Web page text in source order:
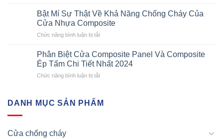
nhất
Yêu
Cầu
Kích
Cửa
Nhựa
Nhựa
Composite
Thế
Hệ
Là
Gì?
Điều
Rõ
Bật Mí Sự Thật Về Khả Năng Chống Cháy Của
Cửa Nhựa Composite
Chức năng bình luận bị tắtở
Sự
Thật
Về
Chống
Phân Biệt Cửa Composite Panel Và Composite
Ép Tấm Chi Tiết Nhất 2024
Chức năng bình luận bị tắtở
Cửa
DANH MỤC SẢN PHẨM
Cửa chống cháy